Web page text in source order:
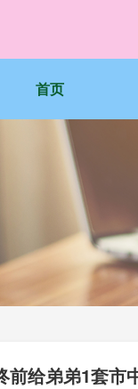
首页
前给弟弟1套市